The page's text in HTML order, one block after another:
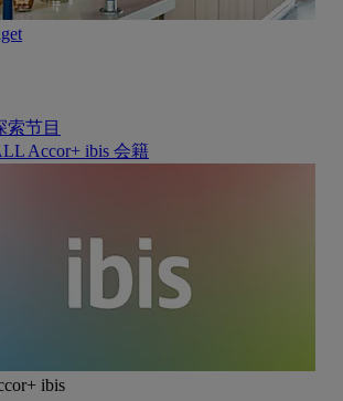
索节目
Accor+ ibis 会籍
ibis